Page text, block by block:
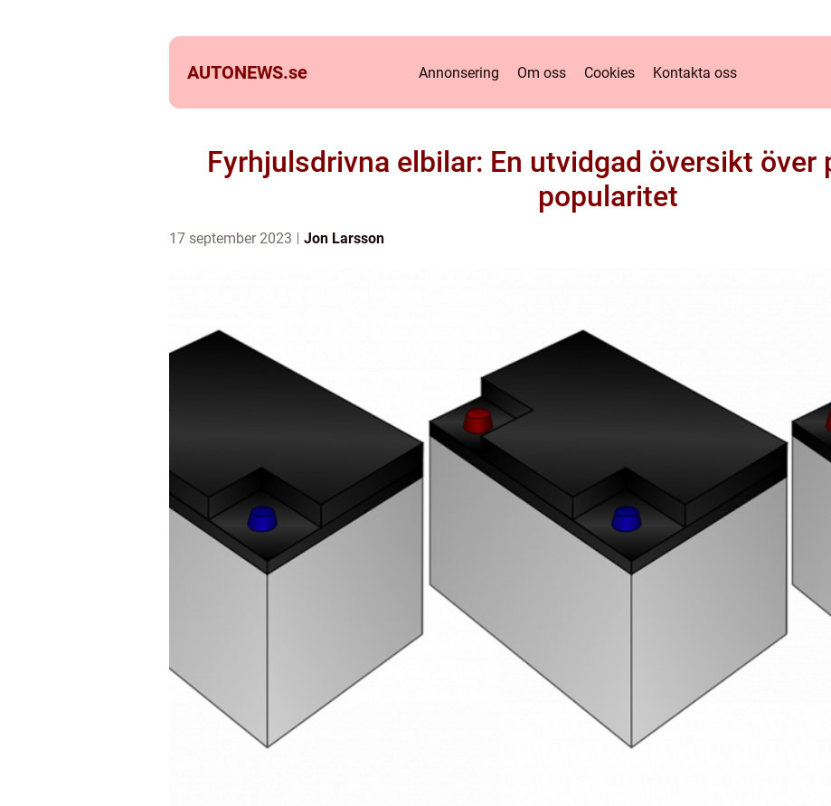
AUTONEWS.se Annonsering Om oss Cookies Kontakta oss
Fyrhjulsdrivna elbilar: En utvidgad översikt över
popularitet
17 september 2023 Jon Larsson